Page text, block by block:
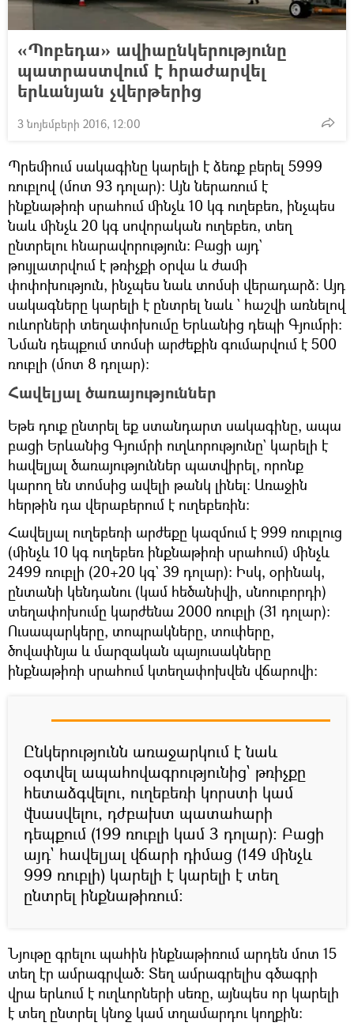
«Պոբեդա» ավիաընկերությունը
պատրաստվում է հրաժարվել
երևանյան չվերթերից
3 նոյեմբերի 2016, 12:00
Պրեմիում սակագինը կարելի է ձեռք բերել 5999
ռուբլով (մոտ 93 դոլար)։ Այն ներառում է
ինքնաթիռի սրահում մինչև 10 կգ ուղեբեռ, ինչպես
նաև մինչև 20 կգ սովորական ուղեբեռ, տեղ
ընտրելու հնարավորություն։ Բացի այդ`
թույլատրվում է թռիչքի օրվա և ժամի
փոփոխություն, ինչպես նաև տոմսի վերադարձ։ Այդ
սակագները կարելի է ընտրել նաև ` հաշվի առնելով
ուևորների տեղափոխումը Երևանից դեպի Գյումրի։
Նման դեպքում տոմսի արժեքին գումարվում է 500
ռուբլի (մոտ 8 դոլար)։
Հավելյալ ծառայություններ
Եթե դուք ընտրել եք ստանդարտ սակագինը, ապա
բացի Երևանից Գյումրի ուղևորությունը` կարելի է
հավելյալ ծառայություններ պատվիրել, որոնք
կարող են տոմսից ավելի թանկ լինել։ Առաջին
հերթին դա վերաբերում է ուղեբեռին։
Հավելյալ ուղեբեռի արժեքը կազմում է 999 ռուբլուց
(մինչև 10 կգ ուղեբեռ ինքնաթիռի սրահում) մինչև
2499 ռուբլի (20+20 կգ` 39 դոլար)։ Իսկ, օրինակ,
ընտանի կենդանու (կամ հեծանիվի, սնոուբորդի)
տեղափոխումը կարժենա 2000 ռուբլի (31 դոլար)։
Ուսապարկերը, տոպրակները, տուփերը,
ծովափնյա և մարզական պայուսակները
ինքնաթիռի սրահում կտեղափոխվեն վճարովի։
Ընկերությունն առաջարկում է նաև
օգտվել ապահովագրությունից` թռիչքը
հետաձգվելու, ուղեբեռի կորստի կամ
վնասվելու, դժբախտ պատահարի
դեպքում (199 ռուբլի կամ 3 դոլար)։ Բացի
այդ` հավելյալ վճարի դիմաց (149 մինչև
999 ռուբլի) կարելի է կարելի է տեղ
ընտրել ինքնաթիռում։
Նյութը գրելու պահին ինքնաթիռում արդեն մոտ 15
տեղ էր ամրագրված։ Տեղ ամրագրելիս գծագրի
վրա երևում է ուղևորների սեռը, այնպես որ կարելի
է տեղ ընտրել կնոջ կամ տղամարդու կողքին։